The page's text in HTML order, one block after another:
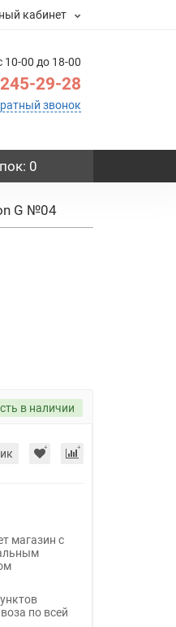
кабинет
10-00 до 18-00
245-29-28
звонок
: 0
G №04
в наличии
магазин с
по всей